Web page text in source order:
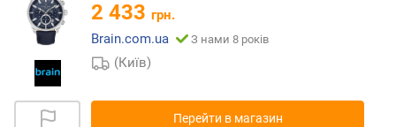
2 433 грн.
Brain.com.ua
З нами 8 років
(Київ)
Перейти в магазин